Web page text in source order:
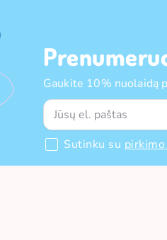
Gaukite 10% nuolaidą
Sutinku su